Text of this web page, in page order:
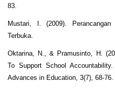
83.
Mustari, I. (2009).
Terbuka.
Oktarina, N., & Pramusinto, H.
To Support School
Advances in Education, 3(7), 68-76.